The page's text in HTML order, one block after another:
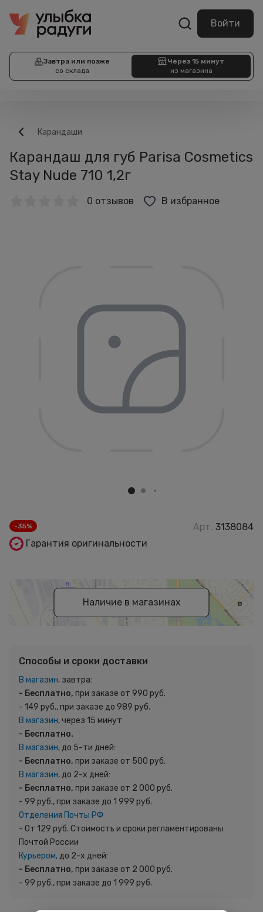
Войти
Завтра или позже
со склада
Через 15 минут
из магазина
Карандаши
Карандаш для губ Parisa Cosmetics
Stay Nude 710 1,2г
0 отзывов В избранное
-35% Арт. 3138084
Гарантия оригинальности
Наличие в магазинах
Способы и сроки доставки
В магазин, завтра:
- Бесплатно, при заказе от 990 руб.
- 149 руб., при заказе до 989 руб.
В магазин,через 15 минут
- Бесплатно.
В магазин,до 5-ти дней:
- Бесплатно, при заказе от 500 руб.
В магазин,до 2-х дней:
- Бесплатно, при заказе от 2 000 руб.
- 99 руб., при заказе до 1 999 руб.
Отделения Почты РФ
- От 129 руб. Стоимость и сроки регламентированы
Почтой России
Курьером,до 2-х дней:
- Бесплатно, при заказе от 2 000 руб.
- 99 руб., при заказе до 1 999 руб.